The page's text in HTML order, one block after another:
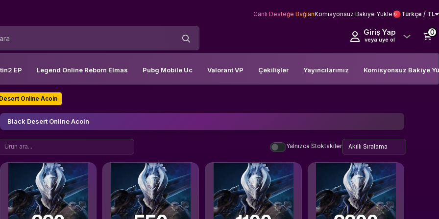
Canlı Desteğe BağlanKomisyonsuz Bakiye Yükle Türkçe / TL
Giriş Yap
veya üye ol
0
EP Legend Online Reborn Elmas Pubg Mobile Uc Valorant VP Çekilişler Yayıncılarımız Komisyonsuz Bakiye
Online Acoin
Black Desert Online Acoin
Yalnızca Stoktakiler